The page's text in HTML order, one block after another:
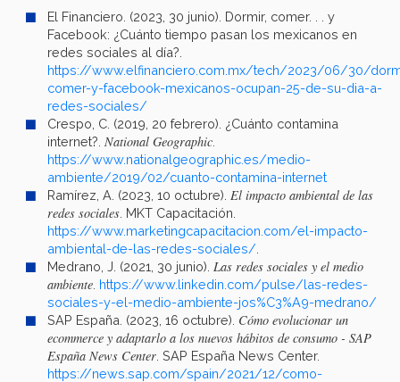
El Financiero. (2023, 30 junio). Dormir, comer. . . y
Facebook: ¿Cuánto tiempo pasan los mexicanos en
redes sociales al día?.
https://www.elfinanciero.com.mx/tech/2023/06/30/
comer-y-facebook-mexicanos-ocupan-25-de-su-dia-a-
redes-sociales/
Crespo, C. (2019, 20 febrero). ¿Cuánto contamina
internet?. National Geographic
https://www.nationalgeographic.es/medio-
ambiente/2019/02/cuanto-contamina-internet
Ramírez, A. (2023, 10 octubre). El impacto ambiental de las
redes sociales . MKT Capacitación.
https://www.marketingcapacitacion.com/el-impacto-
ambiental-de-las-redes-sociales/
Medrano, J. (2021, 30 junio). Las redes sociales y el medio
ambiente https://www.linkedin.com/pulse/las-redes-
sociales-y-el-medio-ambiente-jos%C3%A9-medrano/
SAP España. (2023, 16 octubre). Cómo evolucionar un
ecommerce y adaptarlo a los nuevos hábitos de consumo - SAP
España News Center . SAP España News Center.
https://news.sap.com/spain/2021/12/como-